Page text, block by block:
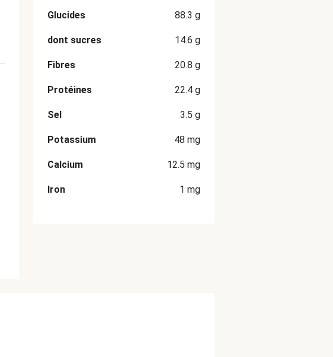
Glucides 88.3 g
dont sucres 14.6 g
Fibres 20.8 g
Protéines 22.4 g
Sel 3.5 g
Potassium 48 mg
Calcium 12.5 mg
Iron 1 mg